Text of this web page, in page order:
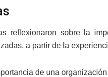
reflexionaron sobre la
a partir de la
de una